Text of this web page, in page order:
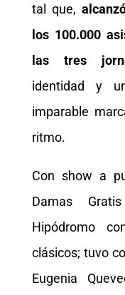
tal que,
los 100.000
las tres
identidad y
imparable
ritmo.
Con show a
Damas
Hipódromo
clásicos; tuvo
Eugenia